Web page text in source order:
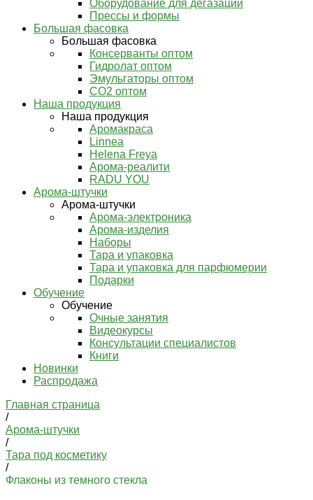
Оборудование для дегазации
Прессы и формы
Большая фасовка
Большая фасовка
Консерванты оптом
Гидролат оптом
Эмульгаторы оптом
СО2 оптом
Наша продукция
Наша продукция
Аромакраса
Linnea
Helena Freya
Арома-реалити
RADU YOU
Арома-штучки
Арома-штучки
Арома-электроника
Арома-изделия
Наборы
Тара и упаковка
Тара и упаковка для парфюмерии
Подарки
Обучение
Обучение
Очные занятия
Видеокурсы
Консультации специалистов
Книги
Новинки
Распродажа
Главная страница
/
Арома-штучки
/
Тара под косметику
/
Флаконы из темного стекла